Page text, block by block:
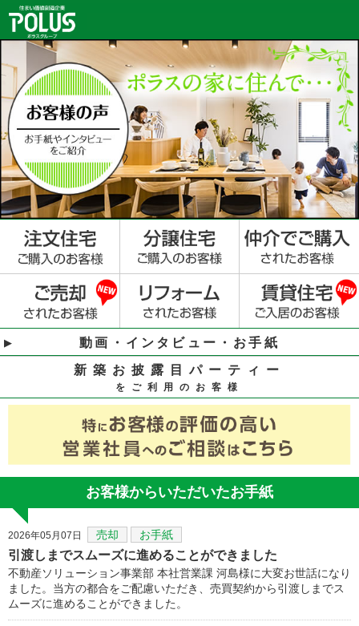
動画・インタビュー・お手紙
新築お披露目パーティー
をご利用のお客様
お客様からいただいたお手紙
2026年05月07日 売却 お手紙
引渡しまでスムーズに進めることができました
不動産ソリューション事業部 本社営業課 河島様に大変お世話になり
ました。当方の都合をご配慮いただき、売買契約から引渡しまでス
ムーズに進めることができました。